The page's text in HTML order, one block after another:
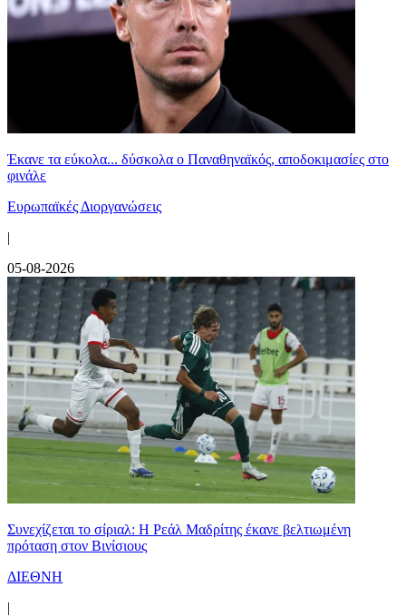
Έκανε τα εύκολα... δύσκολα ο Παναθηναϊκός, αποδοκιμασίες στο
φινάλε
Ευρωπαϊκές Διοργανώσεις
|
05-08-2026
Συνεχίζεται το σίριαλ: Η Ρεάλ Μαδρίτης έκανε βελτιωμένη
πρόταση στον Βινίσιους
ΔΙΕΘΝΗ
|